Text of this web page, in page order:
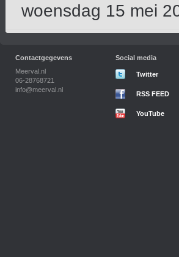
woensdag 15 mei
Contactgegevens
Meerval.nl
06-28768721
info@meerval.nl
Social media
Twitter
RSS FEED
YouTube